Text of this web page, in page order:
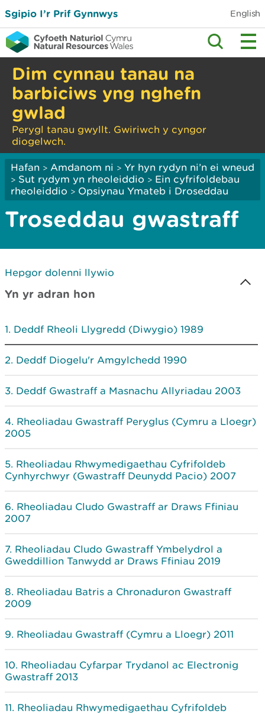
Sgipio I’r Prif Gynnwys English
Dim cynnau tanau na
barbiciws yng nghefn
gwlad
Perygl tanau gwyllt. Gwiriwch y cyngor
diogelwch.
Hafan > Amdanom ni > Yr hyn rydyn ni’n ei wneud
> Sut rydym yn rheoleiddio > Ein cyfrifoldebau
rheoleiddio > Opsiynau Ymateb i Droseddau
Troseddau gwastraff
Hepgor dolenni llywio
Yn yr adran hon
Deddf Rheoli Llygredd (Diwygio) 1989
Deddf Diogelu'r Amgylchedd 1990
Deddf Gwastraff a Masnachu Allyriadau 2003
Rheoliadau Gwastraff Peryglus (Cymru a Lloegr)
2005
Rheoliadau Rhwymedigaethau Cyfrifoldeb
Cynhyrchwyr (Gwastraff Deunydd Pacio) 2007
Rheoliadau Cludo Gwastraff ar Draws Ffiniau
2007
Rheoliadau Cludo Gwastraff Ymbelydrol a
Gweddillion Tanwydd ar Draws Ffiniau 2019
Rheoliadau Batris a Chronaduron Gwastraff
2009
Rheoliadau Gwastraff (Cymru a Lloegr) 2011
Rheoliadau Cyfarpar Trydanol ac Electronig
Gwastraff 2013
Rheoliadau Rhwymedigaethau Cyfrifoldeb